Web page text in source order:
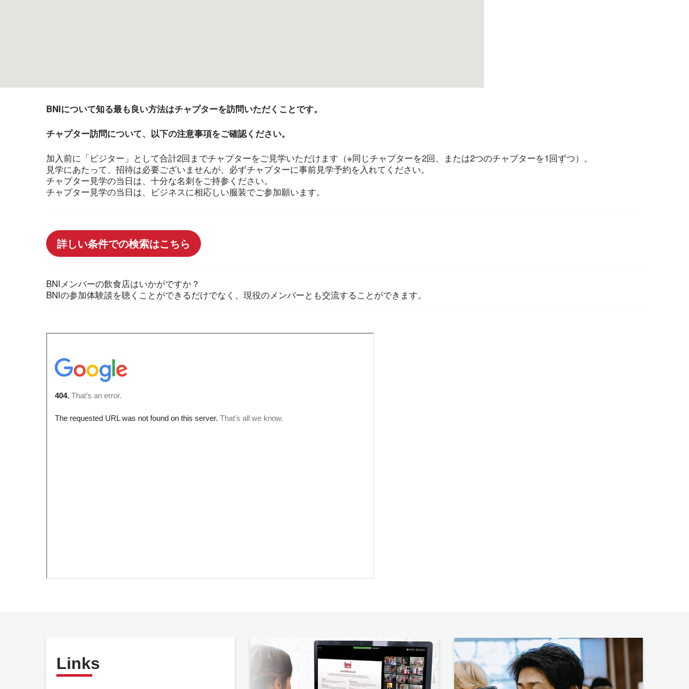
BNIについて知る最も良い方法はチャプターを訪問いただくことです。
チャプター訪問について、以下の注意事項をご確認ください。
加入前に「ビジター」として合計2回までチャプターをご見学いただけます（※同じチャプターを2回、または2つのチャプターを1回ずつ）。
見学にあたって、招待は必要ございませんが、必ずチャプターに事前見学予約を入れてください。
チャプター見学の当日は、十分な名刺をご持参ください。
チャプター見学の当日は、ビジネスに相応しい服装でご参加願います。
詳しい条件での検索はこちら
BNIメンバーの飲食店はいかがですか？
BNIの参加体験談を聴くことができるだけでなく、現役のメンバーとも交流することができます。
Links